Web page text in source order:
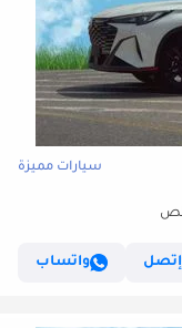
سيارات مميزة
إتصل
واتساب